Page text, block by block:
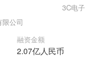
公司
融资金额
2.07亿人民币
3C电子